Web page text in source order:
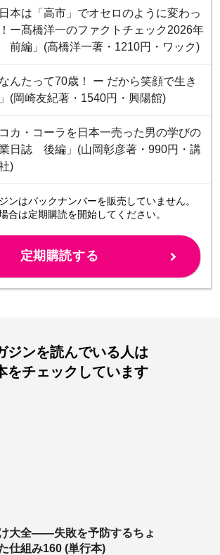
日本は「高市」でオセロのように変わっ
ー髙橋洋一のファクトチェック2026年
前編」(高橋洋一著・1210円・ワック)
なんたって70歳！ ー だから笑顔で生き
(岡崎友紀著・1540円・興陽館)
コカ・コーラを日本一売った男の学びの
日誌 後編」(山岡彰彦著・990円・講
)
ンはバックナンバーを販売していません。
合は定期購読を開始してください。
定期購読する
ジンを読んでいる人は
をチェックしています
大全――失敗を予防するちょ
仕組み160 (単行本)